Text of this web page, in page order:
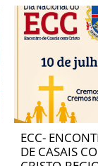
ECC-
DE CASAIS